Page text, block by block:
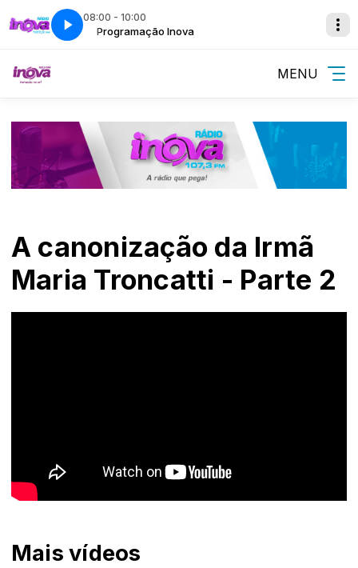
08:00 - 10:00
Programação Inova
MENU
A canonização da Irmã
Maria Troncatti - Parte 2
Mais vídeos